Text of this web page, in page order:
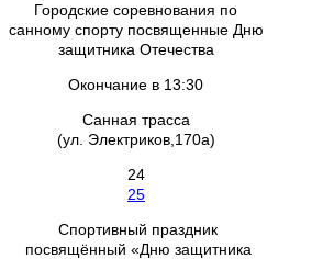
Городские соревнования по
санному спорту посвященные Дню
защитника Отечества
Окончание в 13:30
Санная трасса
(ул. Электриков,170а)
24
25
Спортивный праздник
посвящённый «Дню защитника